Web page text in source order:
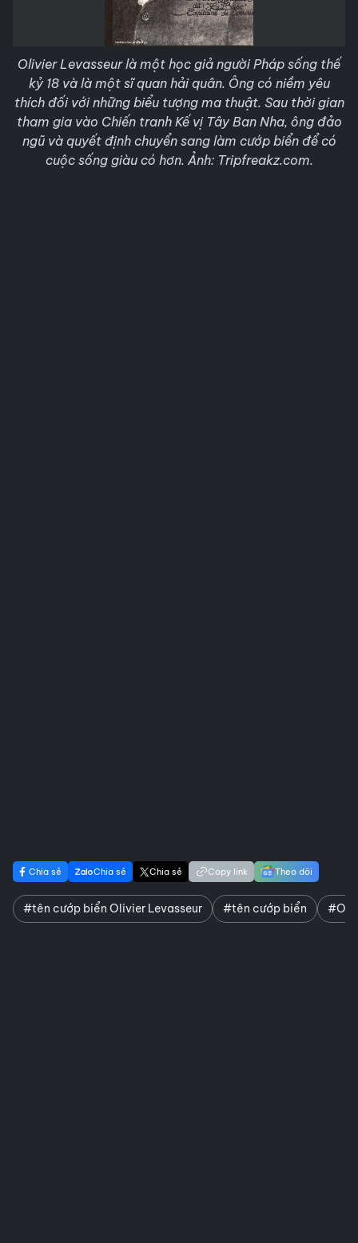
Olivier Levasseur là một học giả người Pháp sống thế
kỷ 18 và là một sĩ quan hải quân. Ông có niềm yêu
thích đối với những biểu tượng ma thuật. Sau thời gian
tham gia vào Chiến tranh Kế vị Tây Ban Nha, ông đảo
ngũ và quyết định chuyển sang làm cướp biển để có
cuộc sống giàu có hơn. Ảnh: Tripfreakz.com.
Chia sẻ Chia sẻ Chia sẻ Copy link Theo dõi
#tên cướp biển Olivier Levasseur #tên cướp biển